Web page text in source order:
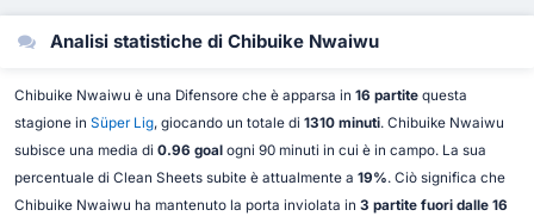
Analisi statistiche di Chibuike Nwaiwu
Chibuike Nwaiwu è una Difensore che è apparsa in 16 partitequesta
stagione in Süper Lig, giocando un totale di 1310 minuti. Chibuike Nwaiwu
subisce una media di 0.96 goalogni 90 minuti in cui è in campo. La sua
percentuale di Clean Sheets subite è attualmente a 19%. Ciò significa che
Chibuike Nwaiwu ha mantenuto la porta inviolata in 3 partite fuori dalle 16